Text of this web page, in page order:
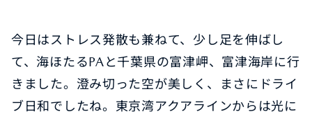
今日はストレス発散も兼ねて、少し足を伸ばし
て、海ほたるPAと千葉県の富津岬、富津海岸に行
きました。澄み切った空が美しく、まさにドライ
ブ日和でしたね。東京湾アクアラインからは光に